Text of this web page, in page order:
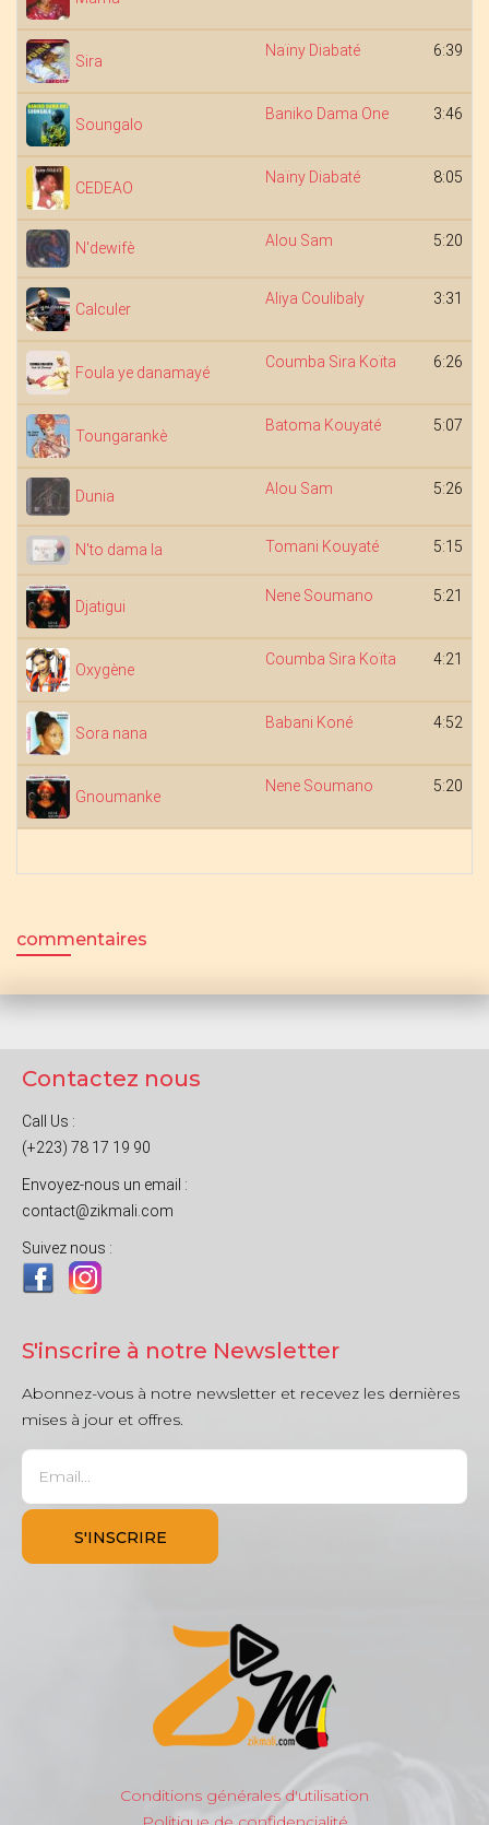
Sira
Naïny Diabaté 6:39
Soungalo
Baniko Dama One 3:46
CEDEAO
Naïny Diabaté 8:05
N'dewifè Alou Sam 5:20
Calculer
Aliya Coulibaly 3:31
Foula ye danamayé
Coumba Sira Koïta 6:26
Toungarankè
Batoma Kouyaté 5:07
Dunia Alou Sam 5:26
N'to dama la Tomani Kouyaté 5:15
Djatigui
Nene Soumano 5:21
Oxygène
Coumba Sira Koïta 4:21
Sora nana
Babani Koné 4:52
Gnoumanke
Nene Soumano 5:20
commentaires
Contactez nous
Call Us :
(+223) 78 17 19 90
Envoyez-nous un email :
contact@zikmali.com
Suivez nous :
S'inscrire à notre Newsletter
Abonnez-vous à notre newsletter et recevez les dernières
mises à jour et offres.
Conditions générales d'utilisation